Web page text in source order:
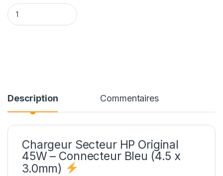
Chargeur HP Original 45W - 19.5V 2.31A - Embout Bleu
Description Commentaires
Chargeur Secteur HP Original
45W – Connecteur Bleu (4.5 x
3.0mm)